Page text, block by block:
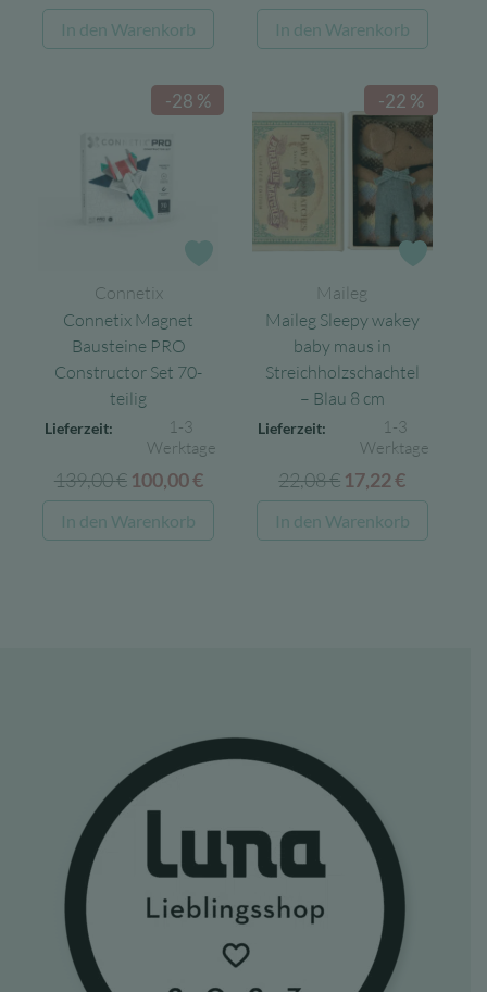
war:
15,99 €
ist:
9,59 €.
In den Warenkorb
Preis
war:
Preis
ist:
In den Warenkorb
-28 %
Connetix
Connetix Magnet
Bausteine PRO
Constructor Set 70-
teilig
Lieferzeit:
1-3
Werktage
139,00€ Ursprünglicher
Preis
war:
100,00€Aktueller
Preis
ist:
In den Warenkorb
-22 %
Maileg
Maileg Sleepy wakey
baby maus in
Streichholzschachtel
– Blau 8 cm
Lieferzeit:
1-3
Werktage
22,08€ Ursprünglicher
Preis
war:
17,22€
Preis
ist:
In den Warenkorb